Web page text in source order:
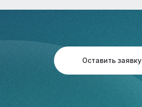
Оставить заявку